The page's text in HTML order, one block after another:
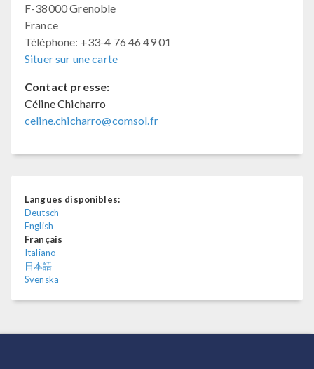
F-38000 Grenoble
France
Téléphone: +33-4 76 46 49 01
Situer sur une carte
Contact presse:
Céline Chicharro
celine.chicharro@comsol.fr
Langues disponibles:
Deutsch
English
Français
Italiano
日本語
Svenska